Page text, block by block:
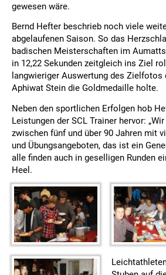
gewesen wäre.
Bernd Hefter beschrieb noch viele
abgelaufenen Saison. So das
badischen Meisterschaften im
in 12,22 Sekunden zeitgleich ins Ziel
langwieriger Auswertung des Zielfotos
Aphiwat Stein die Goldmedaille holte.
Neben den sportlichen Erfolgen hob
Leistungen der SCL Trainer hervor:
zwischen fünf und über 90 Jahren mit
und Übungsangeboten, das ist ein
alle finden auch in geselligen Runden
Heel.